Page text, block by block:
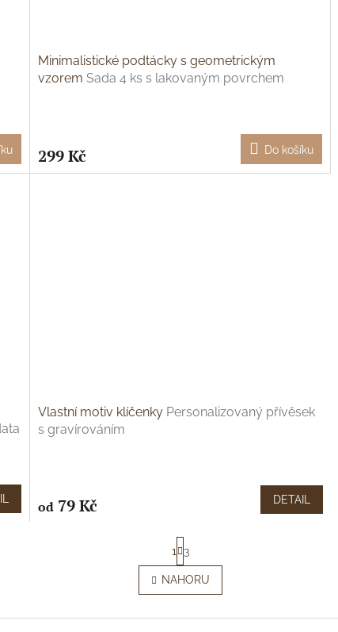
Minimalistické podtácky s geometrickým
vzoremSada 4 ks s lakovaným povrchem
299 Kč Do košíku
Vlastní motiv klíčenky Personalizovaný přívěsek
s gravírováním
od 79 Kč DETAIL
O
v
á
S
t
r
á
n
o
1 3
NAHORU